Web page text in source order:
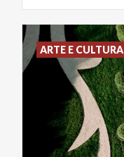
ARTE E CULTURA